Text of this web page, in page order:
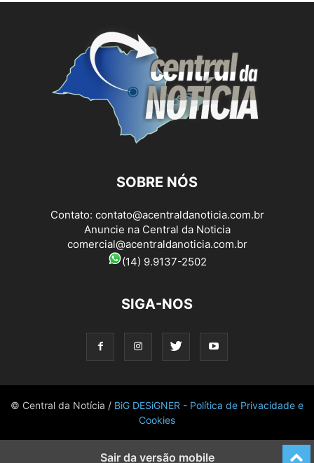
SOBRE NÓS
Contato: contato@acentraldanoticia.com.br
Anuncie na Central da Noticia
comercial@acentraldanoticia.com.br
(14) 9.9137-2502
SIGA-NOS
© Central da Notícia / BiG DESiGNER - Política de Privacidade e
Cookies
Sair da versão mobile